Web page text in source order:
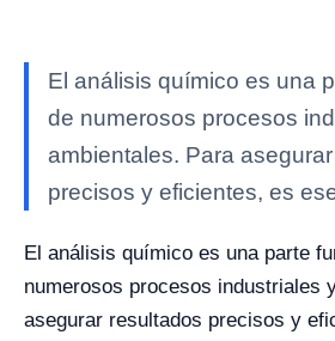
El análisis químico es una
de numerosos procesos
ambientales. Para
precisos y eficientes, es
El análisis químico es una parte
numerosos procesos industriales
asegurar resultados precisos y